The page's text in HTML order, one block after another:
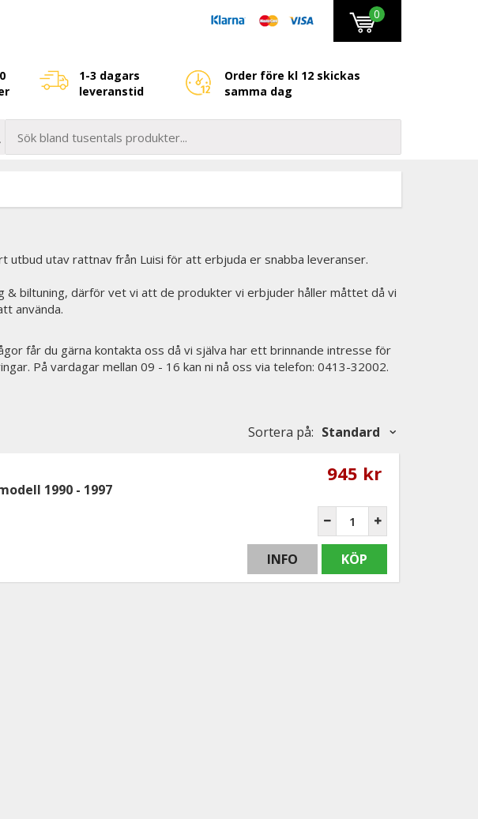
0
1-3 dagars
leveranstid
Order före kl 12 skickas
samma dag
utav rattnav från Luisi för att erbjuda er snabba leveranser.
biltuning, därför vet vi att de produkter vi erbjuder håller måttet då vi
använda.
får du gärna kontakta oss då vi själva har ett brinnande intresse för
På vardagar mellan 09 - 16 kan ni nå oss via telefon: 0413-32002.
Sortera på: Standard
1990 - 1997
945 kr
INFO KÖP